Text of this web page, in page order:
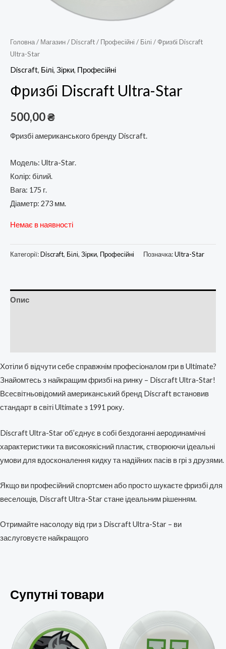
Головна/ Магазин/Discraft/ Професійні / Білі / Фризбі Discraft
Ultra-Star
Discraft, Білі, Зірки, Професійні
Фризбі Discraft Ultra-Star
500,00₴
Фризбі американського бренду Discraft.
Модель: Ultra-Star.
Колір: білий.
Вага: 175 г.
Діаметр: 273 мм.
Немає в наявності
Категорії:Discraft, Білі, Зірки, Професійні Позначка:Ultra-Star
Опис
Хотіли б відчути себе справжнім професіоналом гри в Ultimate?
Знайомтесь з найкращим фризбі на ринку – Discraft Ultra-Star!
Всесвітньовідомий американський бренд Discraft встановив
стандарт в світі Ultimate з 1991 року.
Discraft Ultra-Star об’єднує в собі бездоганні аеродинамічні
характеристики та високоякісний пластик, створюючи ідеальні
умови для вдосконалення кидку та надійних пасів в грі з друзями.
Якщо ви професійний спортсмен або просто шукаєте фризбі для
веселощів, Discraft Ultra-Star стане ідеальним рішенням.
Отримайте насолоду від гри з Discraft Ultra-Star – ви
заслуговуєте найкращого
Супутні товари